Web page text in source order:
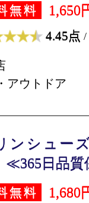
無料 1,650
4.45点 /
アウトドア
ンシュー
≪365日品
無料 1,680